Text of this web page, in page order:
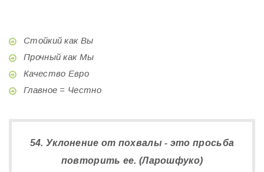
Стойкий как Вы
Прочный как Мы
Качество Евро
Главное = Честно
54. Уклонение от похвалы - это просьба
повторить ее. (Ларошфуко)